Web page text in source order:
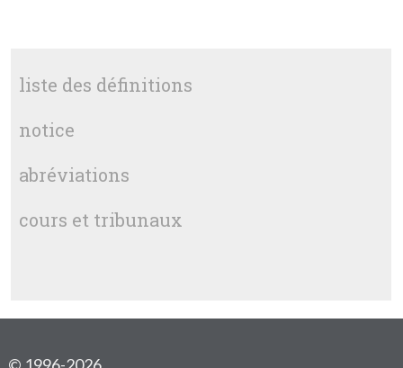
liste des définitions
notice
abréviations
cours et tribunaux